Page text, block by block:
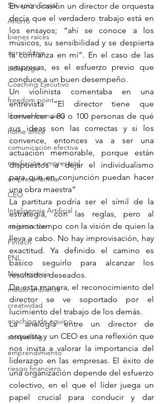
Situación Social
Ahorro
bienes raíces
aprendizaje
Liderazgo
Coaching Ejecutivo
freedom point
libertad financiera
home office
comunicación efectiva
mediación empresarial
empresa familiar
CEO
Inteligencia Artificial
negociación
Fintech
PNL
Neurociencia
medio ambiente
creatividad
coaching de equipo
storytelling
emprendimiento
riesgo financiero
En una ocasión un director de orquesta
decía que el verdadero trabajo está en
los ensayos; “ahí se conoce a los
músicos, su sensibilidad y se despierta
la confianza en mí”. En el caso de las
empresas, es el esfuerzo previo que
conduce a un buen desempeño.
Un violinista comentaba en una
entrevista “El director tiene que
convencer a 80 o 100 personas de qué
sus ideas son las correctas y si los
convence, entonces va a ser una
actuación memorable, porque están
dispuestos a dejar el individualismo
para que en conjunción puedan hacer
una obra maestra”
La partitura podría ser el símil de la
estrategia, con las reglas, pero al
mismo tiempo con la visión de quien la
lleva a cabo. No hay improvisación, hay
exactitud. Ya definido el camino es
básico seguirlo para alcanzar los
resultados deseados.
De esta manera, el reconocimiento del
director se ve soportado por el
lucimiento del trabajo de los demás.
La analogía entre un director de
orquesta y un CEO es una reflexión que
nos invita a valorar la importancia del
liderazgo en las empresas. El éxito de
una organización depende del esfuerzo
colectivo, en el que el líder juega un
papel crucial para conducir y dar